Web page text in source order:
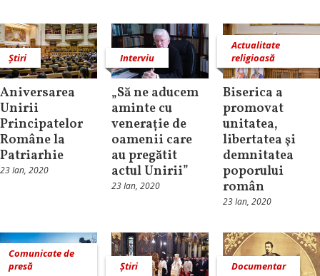
Știri
Aniversarea
Unirii
Principatelor
Române la
Patriarhie
23 Ian, 2020
Interviu
„Să ne aducem
aminte cu
venerație de
oamenii care
au pregătit
actul Unirii”
23 Ian, 2020
Actualitate
religioasă
Biserica a
promovat
unitatea,
libertatea şi
demnitatea
poporului
român
23 Ian, 2020
Comunicate de
presă
Știri Documentar